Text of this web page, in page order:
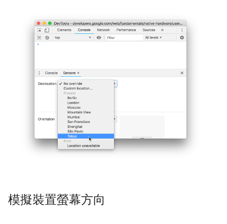
模擬裝置螢幕方向